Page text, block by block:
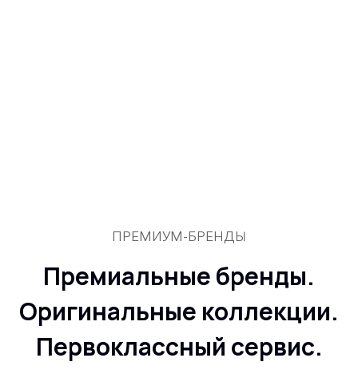
ПРЕМИУМ-БРЕНДЫ
Премиальные бренды.
Оригинальные коллекции.
Первоклассный сервис.